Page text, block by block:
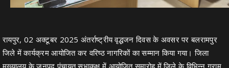
रायपुर, 02 अक्टूबर 2025 अंतर्राष्ट्रीय वृद्धजन दिवस के अवसर पर बलरामपुर
जिले में कार्यक्रम आयोजित कर वरिष्ठ नागरिकों का सम्मान किया गया। जिला